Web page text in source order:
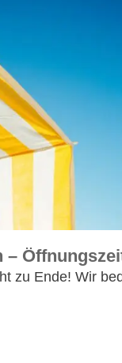
–
zu Ende! Wir